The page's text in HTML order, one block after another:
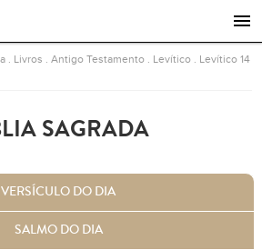
Livros .Antigo Testamento Levítico
Levítico 14
SAGRADA
VERSÍCULO DO DIA
SALMO DO DIA